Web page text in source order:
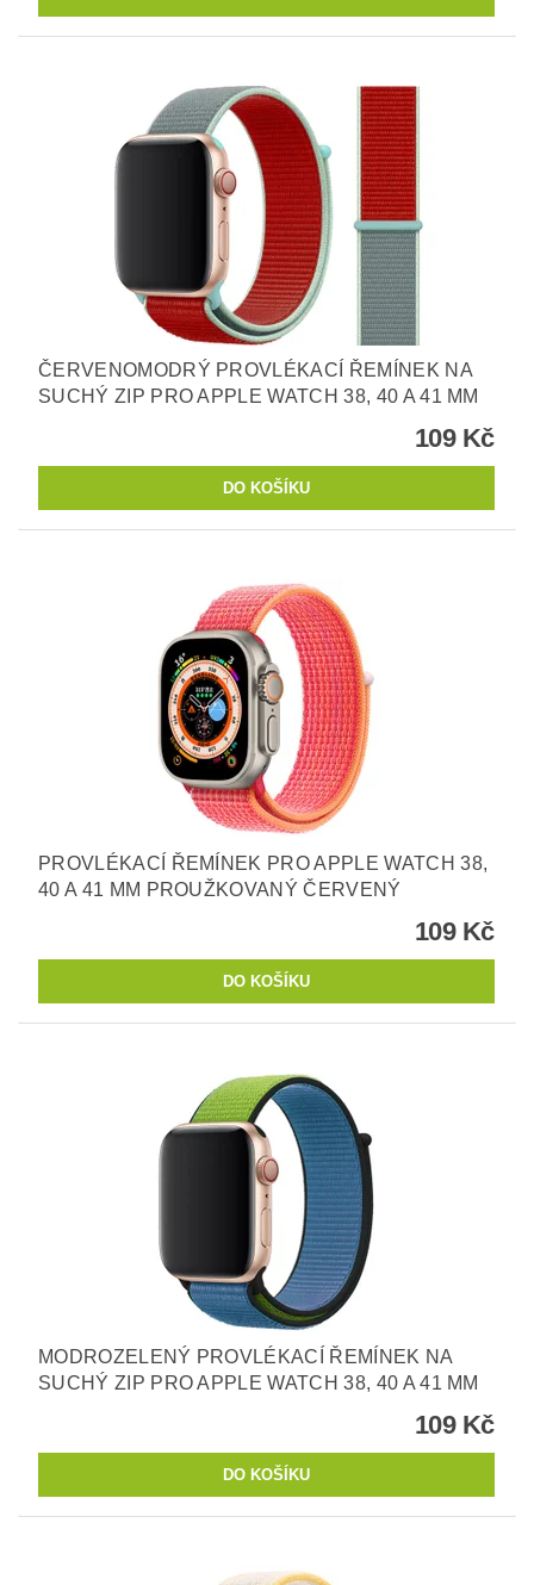
ČERVENOMODRÝ PROVLÉKACÍ ŘEMÍNEK NA
SUCHÝ ZIP PRO APPLE WATCH 38, 40 A 41 MM
109 Kč
PROVLÉKACÍ ŘEMÍNEK PRO APPLE WATCH 38,
40 A 41 MM PROUŽKOVANÝ ČERVENÝ
109 Kč
MODROZELENÝ PROVLÉKACÍ ŘEMÍNEK NA
SUCHÝ ZIP PRO APPLE WATCH 38, 40 A 41 MM
109 Kč